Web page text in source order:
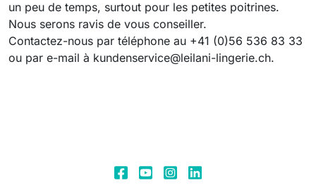
un peu de temps, surtout pour les petites poitrines.
Nous serons ravis de vous conseiller.
Contactez-nous par téléphone au +41 (0)56 536 83 33
ou par e-mail à kundenservice@leilani-lingerie.ch.